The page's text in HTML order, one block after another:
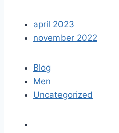
april 2023
november 2022
Blog
Men
Uncategorized